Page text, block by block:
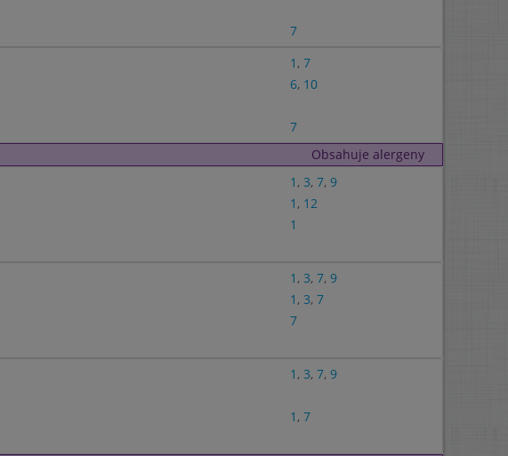
7
1 , 7
6, 10
7
Obsahuje alergeny
1 , 3, 7, 9
1 , 12
1
1 , 3, 7, 9
1 , 3, 7
7
1 , 3, 7, 9
1 , 7